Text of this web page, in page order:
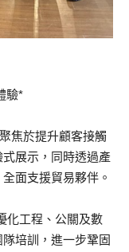
驗*
焦於提升顧客接觸
展示，同時透過產
面支援貿易夥伴。
化工程、公關及數
培訓，進一步鞏固